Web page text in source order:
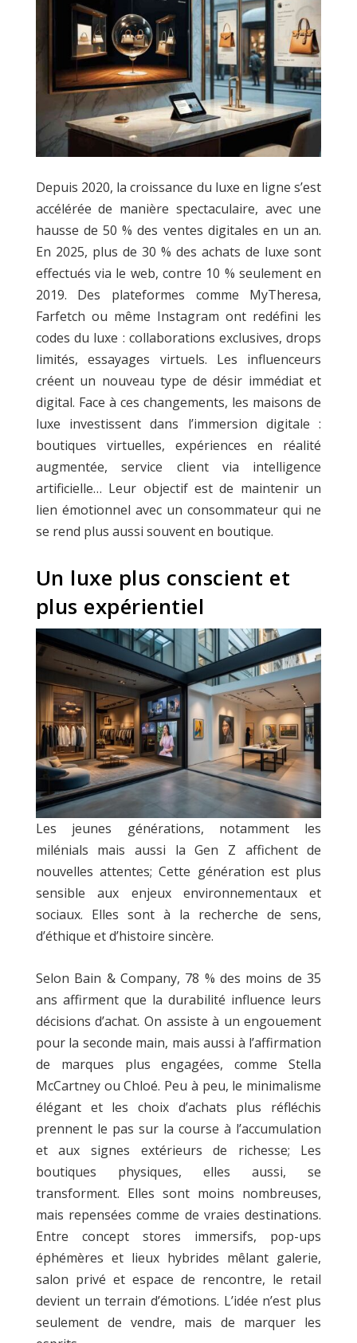
Depuis 2020, la croissance du luxe en ligne s’est
accélérée de manière spectaculaire, avec une
hausse de 50 % des ventes digitales en un an.
En 2025, plus de 30 % des achats de luxe sont
effectués via le web, contre 10 % seulement en
2019. Des plateformes comme MyTheresa,
Farfetch ou même Instagram ont redéfini les
codes du luxe : collaborations exclusives, drops
limités, essayages virtuels. Les influenceurs
créent un nouveau type de désir immédiat et
digital. Face à ces changements, les maisons de
luxe investissent dans l’immersion digitale :
boutiques virtuelles, expériences en réalité
augmentée, service client via intelligence
artificielle… Leur objectif est de maintenir un
lien émotionnel avec un consommateur qui ne
se rend plus aussi souvent en boutique.
Un luxe plus conscient et
plus expérientiel
Les jeunes générations, notamment les
milénials mais aussi la Gen Z affichent de
nouvelles attentes; Cette génération est plus
sensible aux enjeux environnementaux et
sociaux. Elles sont à la recherche de sens,
d’éthique et d’histoire sincère.
Selon Bain & Company, 78 % des moins de 35
ans affirment que la durabilité influence leurs
décisions d’achat. On assiste à un engouement
pour la seconde main, mais aussi à l’affirmation
de marques plus engagées, comme Stella
McCartney ou Chloé. Peu à peu, le minimalisme
élégant et les choix d’achats plus réfléchis
prennent le pas sur la course à l’accumulation
et aux signes extérieurs de richesse; Les
boutiques physiques, elles aussi, se
transforment. Elles sont moins nombreuses,
mais repensées comme de vraies destinations.
Entre concept stores immersifs, pop-ups
éphémères et lieux hybrides mêlant galerie,
salon privé et espace de rencontre, le retail
devient un terrain d’émotions. L’idée n’est plus
seulement de vendre, mais de marquer les